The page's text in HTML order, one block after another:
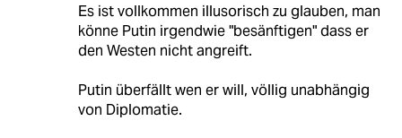
Es ist vollkommen illusorisch zu glauben, man
könne Putin irgendwie "besänftigen" dass er
den Westen nicht angreift.
Putin überfällt wen er will, völlig unabhängig
von Diplomatie.